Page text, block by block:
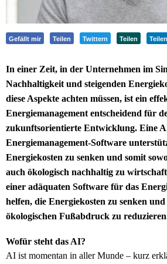
Gefällt mir Teilen Twittern Teilen Teilen
In einer Zeit, in der Unternehmen im
Nachhaltigkeit und steigenden
diese Aspekte achten müssen, ist ein
Energiemanagement entscheidend für
zukunftsorientierte Entwicklung. Eine
Energiemanagement-Software
Energiekosten zu senken und somit
auch ökologisch nachhaltig zu
einer adäquaten Software für das
helfen, die Energiekosten zu senken
ökologischen Fußabdruck zu
Wofür steht das AI?
AI ist momentan in aller Munde – kurz